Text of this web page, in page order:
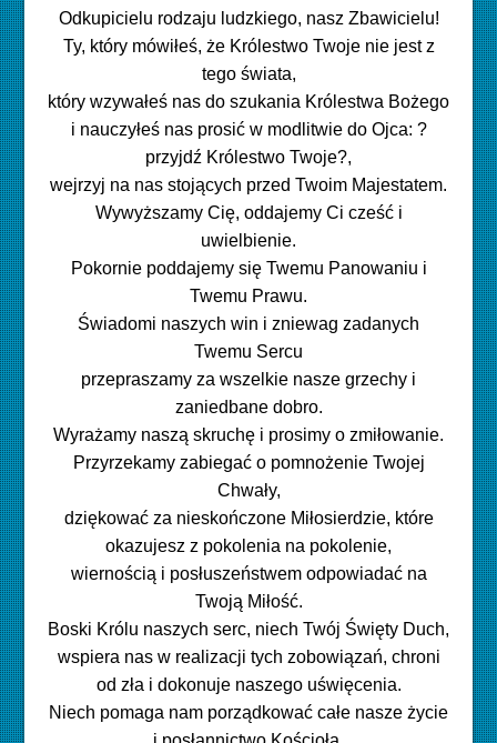
Odkupicielu rodzaju ludzkiego, nasz Zbawicielu!
Ty, który mówiłeś, że Królestwo Twoje nie jest z
tego świata,
który wzywałeś nas do szukania Królestwa Bożego
i nauczyłeś nas prosić w modlitwie do Ojca: ?
przyjdź Królestwo Twoje?,
wejrzyj na nas stojących przed Twoim Majestatem.
Wywyższamy Cię, oddajemy Ci cześć i
uwielbienie.
Pokornie poddajemy się Twemu Panowaniu i
Twemu Prawu.
Świadomi naszych win i zniewag zadanych
Twemu Sercu
przepraszamy za wszelkie nasze grzechy i
zaniedbane dobro.
Wyrażamy naszą skruchę i prosimy o zmiłowanie.
Przyrzekamy zabiegać o pomnożenie Twojej
Chwały,
dziękować za nieskończone Miłosierdzie, które
okazujesz z pokolenia na pokolenie,
wiernością i posłuszeństwem odpowiadać na
Twoją Miłość.
Boski Królu naszych serc, niech Twój Święty Duch,
wspiera nas w realizacji tych zobowiązań, chroni
od zła i dokonuje naszego uświęcenia.
Niech pomaga nam porządkować całe nasze życie